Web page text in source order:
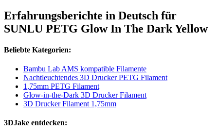
Erfahrungsberichte in Deutsch für
SUNLU PETG Glow In The Dark Yellow
Beliebte Kategorien:
Bambu Lab AMS kompatible Filamente
Nachtleuchtendes 3D Drucker PETG Filament
1,75mm PETG Filament
Glow-in-the-Dark 3D Drucker Filament
3D Drucker Filament 1,75mm
3DJake entdecken: